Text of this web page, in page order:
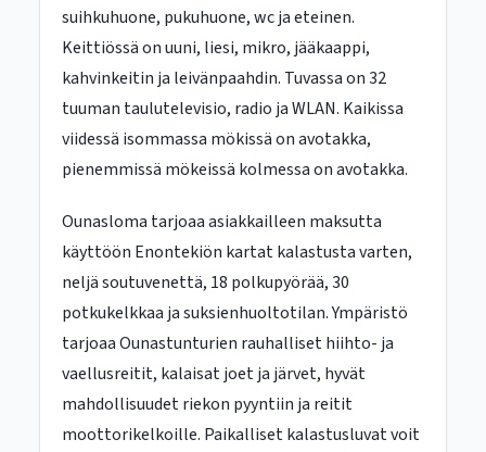
suihkuhuone, pukuhuone, wc ja eteinen.
Keittiössä on uuni, liesi, mikro, jääkaappi,
kahvinkeitin ja leivänpaahdin. Tuvassa on 32
tuuman taulutelevisio, radio ja WLAN. Kaikissa
viidessä isommassa mökissä on avotakka,
pienemmissä mökeissä kolmessa on avotakka.
Ounasloma tarjoaa asiakkailleen maksutta
käyttöön Enontekiön kartat kalastusta varten,
neljä soutuvenettä, 18 polkupyörää, 30
potkukelkkaa ja suksienhuoltotilan. Ympäristö
tarjoaa Ounastunturien rauhalliset hiihto- ja
vaellusreitit, kalaisat joet ja järvet, hyvät
mahdollisuudet riekon pyyntiin ja reitit
moottorikelkoille. Paikalliset kalastusluvat voit